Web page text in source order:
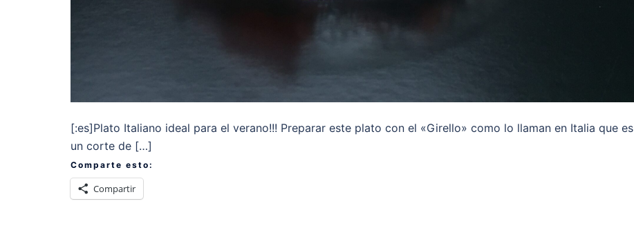
[:es]Plato Italiano ideal para el verano!!! Preparar este plato con el «Girello» como lo llaman en Italia que es
un corte de […]
Comparte esto:
Compartir